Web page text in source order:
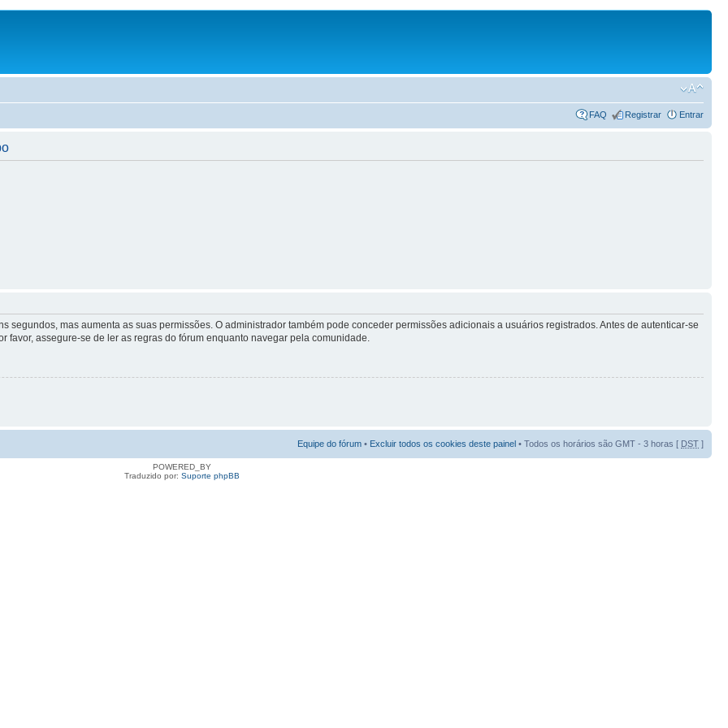
FAQ Registrar Entrar
segundos, mas aumenta as suas permissões. O administrador também pode conceder permissões adicionais a usuários registrados. Antes de autenticar-se
assegure-se de ler as regras do fórum enquanto navegar pela comunidade.
Equipe do fórum • Excluir todos os cookies deste painel • Todos os horários são GMT - 3 horas [ DST ]
POWERED_BY
Traduzido por: Suporte phpBB